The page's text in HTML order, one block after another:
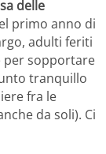
delle
primo anno di
adulti feriti
per sopportare
tranquillo
fra le
da soli). Ci